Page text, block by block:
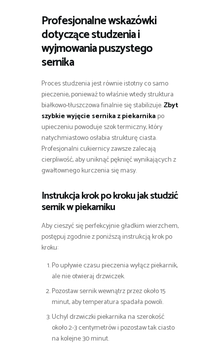
Profesjonalne wskazówki
dotyczące studzenia i
wyjmowania puszystego
sernika
Proces studzenia jest równie istotny co samo
pieczenie, ponieważ to właśnie wtedy struktura
białkowo-tłuszczowa finalnie się stabilizuje.Zbyt
szybkie wyjęcie sernika z piekarnika po
upieczeniu powoduje szok termiczny, który
natychmiastowo osłabia strukturę ciasta.
Profesjonalni cukiernicy zawsze zalecają
cierpliwość, aby uniknąć pęknięć wynikających z
gwałtownego kurczenia się masy.
Instrukcja krok po kroku jak studzić
sernik w piekarniku
Aby cieszyć się perfekcyjnie gładkim wierzchem,
postępuj zgodnie z poniższą instrukcją krok po
kroku:
Po upływie czasu pieczenia wyłącz piekarnik,
ale nie otwieraj drzwiczek.
Pozostaw sernik wewnątrz przez około 15
minut, aby temperatura spadała powoli.
Uchyl drzwiczki piekarnika na szerokość
około 2-3 centymetrów i pozostaw tak ciasto
na kolejne 30 minut.